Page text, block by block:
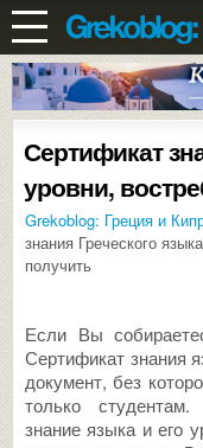
Сертификат
уровни,
Grekoblog: Греция и
знания Греческого
получить
Если Вы
Сертификат знания
документ, без
только
знание языка и его